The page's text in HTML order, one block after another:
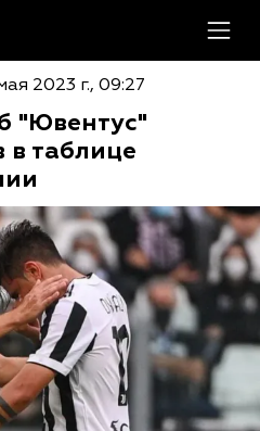
2023 г., 09:27
"Ювентус"
в таблице